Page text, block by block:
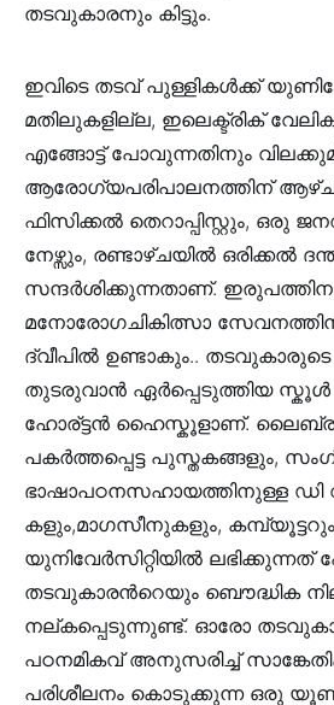
തടവുകാരനും കിട്ടും.
ഇവിടെ തടവ്‌ പുള്ളികള്‍ക്ക്
മതിലുകളില്ല, ഇലെക്ട്രിക്
എങ്ങോട്ട് പോവുന്നതിനും
ആരോഗ്യപരിപാലനത്തിന്
ഫിസിക്കല്‍ തെറാപ്പിസ്റ്റും, ഒരു
നേഴ്സും, രണ്ടാഴ്ചയില്‍ ഒരിക്കല്‍
സന്ദര്‍ശിക്കുന്നതാണ്.
മനോരോഗചികിത്സാ
ദ്വീപില്‍ ഉണ്ടാകും..
തുടരുവാന്‍ ഏര്‍പ്പെടുത്തിയ
ഹോര്ട്ടന്‍ ഹൈസ്കൂളാണ്.
പകര്‍ത്തപ്പെട്ട പുസ്തകങ്ങളും,
ഭാഷാപഠനസഹായത്തിനുള്ള ഡി
കളും,മാഗസീനുകളും,
യുനിവേര്‍സിറ്റിയില്‍
തടവുകാരന്‍റെയും ബൌദ്ധിക
നല്കപ്പെടുന്നുണ്ട്. ഓരോ
പഠനമികവ് അനുസരിച്ച്
പരിശീലനം കൊടുക്കുന്ന ഒരു